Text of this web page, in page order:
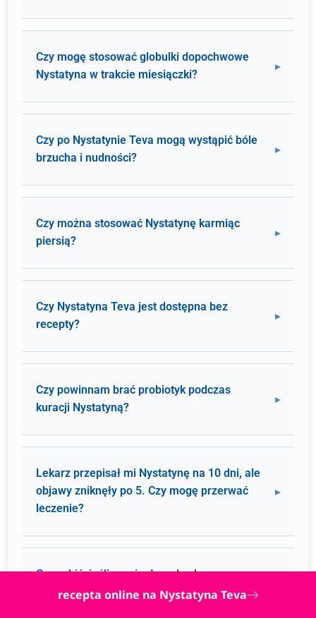
Czy mogę stosować globulki dopochwowe
Nystatyna w trakcie miesiączki?
Czy po Nystatynie Teva mogą wystąpić bóle
brzucha i nudności?
Czy można stosować Nystatynę karmiąc
piersią?
Czy Nystatyna Teva jest dostępna bez
recepty?
Czy powinnam brać probiotyk podczas
kuracji Nystatyną?
Lekarz przepisał mi Nystatynę na 10 dni, ale
objawy zniknęły po 5. Czy mogę przerwać
leczenie?
Co zrobić, jeśli pominęłam dawkę
Nystatyny?
recepta online na Nystatyna Teva